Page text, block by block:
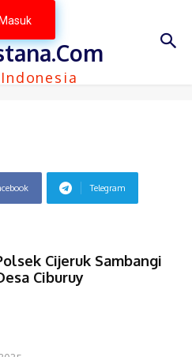
Masuk
Telegram
Cijeruk Sambangi
Ciburuy